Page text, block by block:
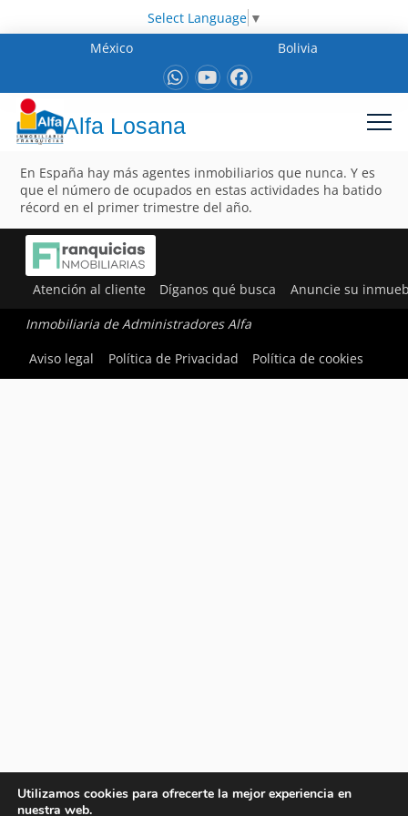
Select Language ▼
México
Bolivia
Alfa Losana
En España hay más agentes inmobiliarios que nunca. Y es
que el número de ocupados en estas actividades ha batido
récord en el primer trimestre del año.
Atención al cliente Díganos qué busca Anuncie su
Inmobiliaria de Administradores Alfa
Aviso legal
Política de Privacidad Política de cookies
Utilizamos cookies para ofrecerte la mejor experiencia en
nuestra web.